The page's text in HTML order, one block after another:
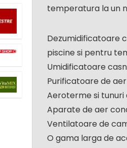
temperatura la un
Dezumidificatoare
piscine si pentru
Umidificatoare
Purificatoare de aer
Aeroterme si
Aparate de aer
Ventilatoare de
O gama larga de